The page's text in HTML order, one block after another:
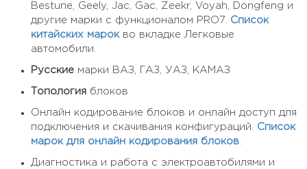
Bestune, Geely, Jac, Gac, Zeekr, Voyah, Dongfeng и
другие марки с функционалом PRO7. Список
китайских марокво вкладке Легковые
автомобили.
Русские марки ВАЗ, ГАЗ, УАЗ, КАМАЗ
Топология блоков
Онлайн кодирование блоков и онлайн доступ для
подключения и скачивания конфигураций. Список
марок для онлайн кодирования блоков
Диагностика и работа с электроавтобилями и